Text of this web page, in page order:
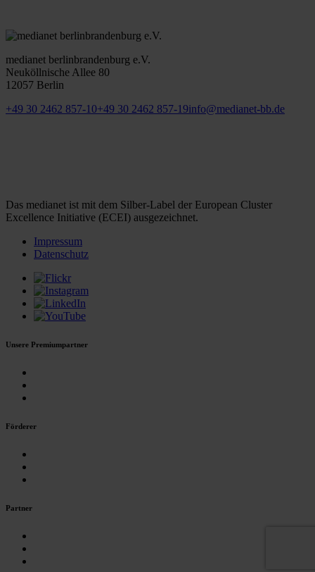
medianet berlinbrandenburg e.V.
Neuköllnische Allee 80
12057 Berlin
+49 30 2462 857-10+49 30 2462 857-19info@medianet-bb.de
Das medianet ist mit dem Silber-Label der European Cluster
Excellence Initiative (ECEI) ausgezeichnet.
Impressum
Datenschutz
Unsere Premiumpartner
Förderer
Partner